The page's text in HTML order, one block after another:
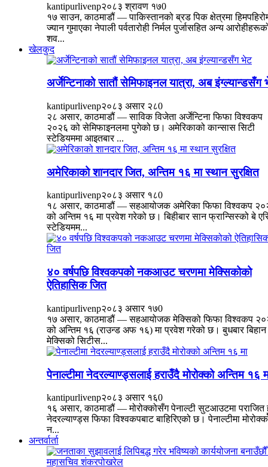
kantipurlivenp२०८३ श्रावण १७0
१७ साउन, काठमाडौं — पाकिस्तानको ब्रड पिक क्षेत्रमा
ज्यान गुमाएका नेपाली पर्वतारोही निर्मल पुर्जासहित अन्य
शव...
खेलकुद
अर्जेन्टिनाको सातौं सेमिफाइनल यात्रा, अब इंग्ल्यान्डसँग
kantipurlivenp२०८३ असार २८0
२८ असार, काठमाडौं — साविक विजेता अर्जेन्टिना फिफा विश्वकप
२०२६ को सेमिफाइनलमा पुगेको छ। अमेरिकाको कान्सास सिटी
स्टेडियममा आइतबार ...
अमेरिकाको शानदार जित, अन्तिम १६ मा स्थान सुरक्षित
kantipurlivenp२०८३ असार १८0
१८ असार, काठमाडौं — सहआयोजक अमेरिका फिफा विश्वकप
को अन्तिम १६ मा प्रवेश गरेको छ। बिहीबार सान फ्रान्सिस्को बे
स्टेडियमम...
४० वर्षपछि विश्वकपको नकआउट चरणमा मेक्सिकोको
ऐतिहासिक जित
kantipurlivenp२०८३ असार १७0
१७ असार, काठमाडौं — सहआयोजक मेक्सिको फिफा विश्वकप
को अन्तिम १६ (राउन्ड अफ १६) मा प्रवेश गरेको छ। बुधबार बिहान
मेक्सिको सिटीस...
पेनाल्टीमा नेदरल्याण्ड्सलाई हराउँदै मोरोक्को अन्तिम १६
kantipurlivenp२०८३ असार १६0
१६ असार, काठमाडौं — मोरोक्कोसँग पेनाल्टी सुटआउटमा पराजित
नेदरल्याण्ड्स फिफा विश्वकपबाट बाहिरिएको छ। पेनाल्टीमा
न...
अन्तर्वार्ता